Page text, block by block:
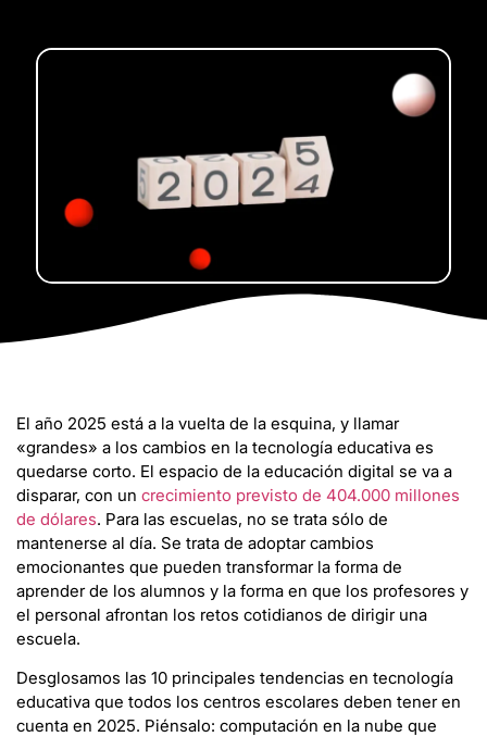
El año 2025 está a la vuelta de la esquina, y llamar
«grandes» a los cambios en la tecnología educativa es
quedarse corto. El espacio de la educación digital se va a
disparar, con un crecimiento previsto de 404.000 millones
de dólares. Para las escuelas, no se trata sólo de
mantenerse al día. Se trata de adoptar cambios
emocionantes que pueden transformar la forma de
aprender de los alumnos y la forma en que los profesores y
el personal afrontan los retos cotidianos de dirigir una
escuela.
Desglosamos las 10 principales tendencias en tecnología
educativa que todos los centros escolares deben tener en
cuenta en 2025. Piénsalo: computación en la nube que